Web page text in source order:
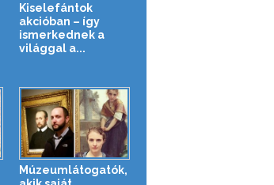
Kiselefántok
akcióban – így
ismerkednek a
világgal a...
Múzeumlátogatók,